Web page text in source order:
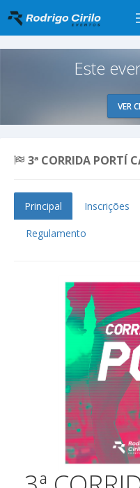
Este
VER
3ª CORRIDA PORTÍ
Principal Inscrições
Regulamento